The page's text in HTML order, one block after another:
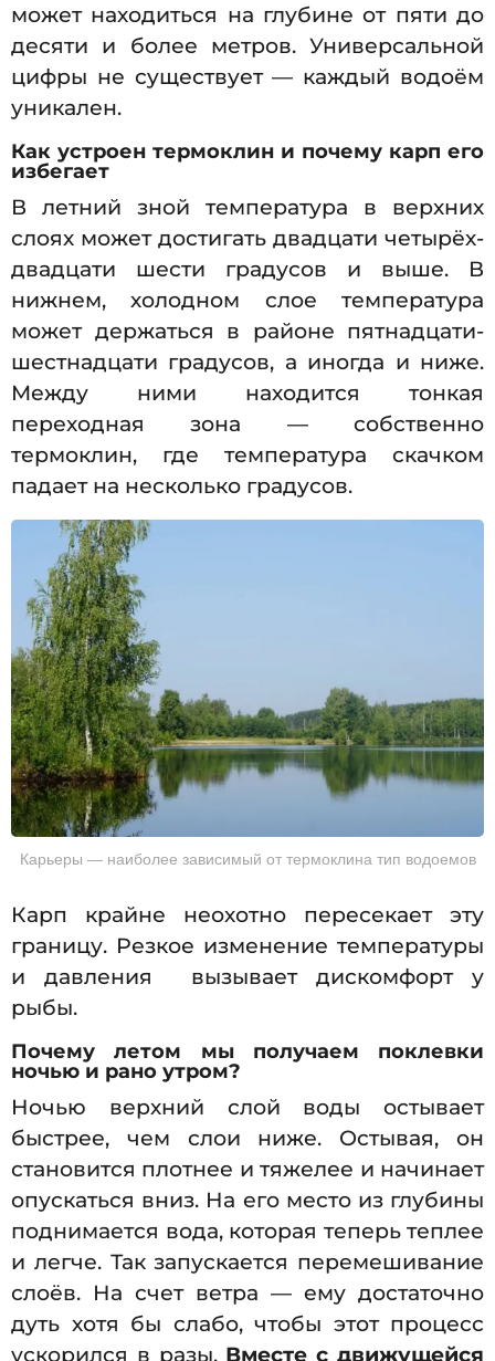
может находиться на глубине от пяти до
десяти и более метров. Универсальной
цифры не существует — каждый водоём
уникален.
Как устроен термоклин и почему карп его
избегает
В летний зной температура в верхних
слоях может достигать двадцати четырёх-
двадцати шести градусов и выше. В
нижнем, холодном слое температура
может держаться в районе пятнадцати-
шестнадцати градусов, а иногда и ниже.
Между ними находится тонкая
переходная зона — собственно
термоклин, где температура скачком
падает на несколько градусов.
Карьеры — наиболее зависимый от термоклина тип водоемов
Карп крайне неохотно пересекает эту
границу. Резкое изменение температуры
и давления вызывает дискомфорт у
рыбы.
Почему летом мы получаем поклевки
ночью и рано утром?
Ночью верхний слой воды остывает
быстрее, чем слои ниже. Остывая, он
становится плотнее и тяжелее и начинает
опускаться вниз. На его место из глубины
поднимается вода, которая теперь теплее
и легче. Так запускается перемешивание
слоёв. На счет ветра — ему достаточно
дуть хотя бы слабо, чтобы этот процесс
ускорился в разы.Вместе с движущейся